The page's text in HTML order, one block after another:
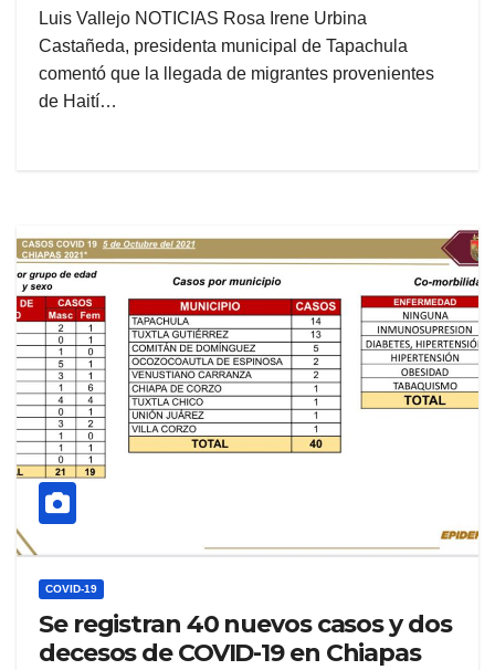
Luis Vallejo NOTICIAS Rosa Irene Urbina
Castañeda, presidenta municipal de Tapachula
comentó que la llegada de migrantes provenientes
de Haití…
COVID-19
Se registran 40 nuevos casos y dos
decesos de COVID-19 en Chiapas